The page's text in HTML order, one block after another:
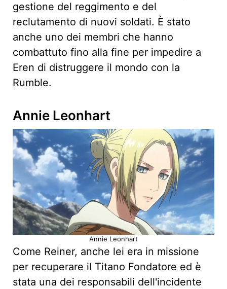
gestione del reggimento e del
reclutamento di nuovi soldati. È stato
anche uno dei membri che hanno
combattuto fino alla fine per impedire a
Eren di distruggere il mondo con la
Rumble.
Annie Leonhart
Annie Leonhart
Come Reiner, anche lei era in missione
per recuperare il Titano Fondatore ed è
stata una dei responsabili dell'incidente